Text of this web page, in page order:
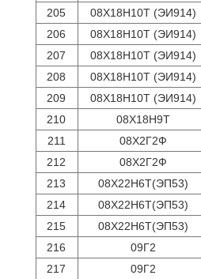
205
08Х18Н10Т (ЭИ914)
206
08Х18Н10Т (ЭИ914)
207
08Х18Н10Т (ЭИ914)
208
08Х18Н10Т (ЭИ914)
209
08Х18Н10Т (ЭИ914)
210
08Х18Н9Т
211
08Х2Г2Ф
212
08Х2Г2Ф
213
08Х22Н6Т(ЭП53)
214
08Х22Н6Т(ЭП53)
215
08Х22Н6Т(ЭП53)
216
09Г2
217
09Г2